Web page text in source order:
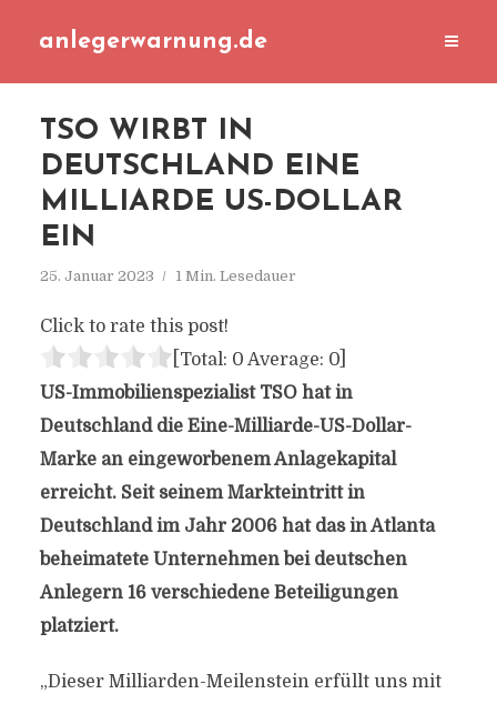
anlegerwarnung.de
TSO WIRBT IN
DEUTSCHLAND EINE
MILLIARDE US-DOLLAR
EIN
25. Januar 2023 1 Min. Lesedauer
Click to rate this post!
[Total: 0 Average: 0]
US-Immobilienspezialist TSO hat in
Deutschland die Eine-Milliarde-US-Dollar-
Marke an eingeworbenem Anlagekapital
erreicht. Seit seinem Markteintritt in
Deutschland im Jahr 2006 hat das in Atlanta
beheimatete Unternehmen bei deutschen
Anlegern 16 verschiedene Beteiligungen
platziert.
„Dieser Milliarden-Meilenstein erfüllt uns mit